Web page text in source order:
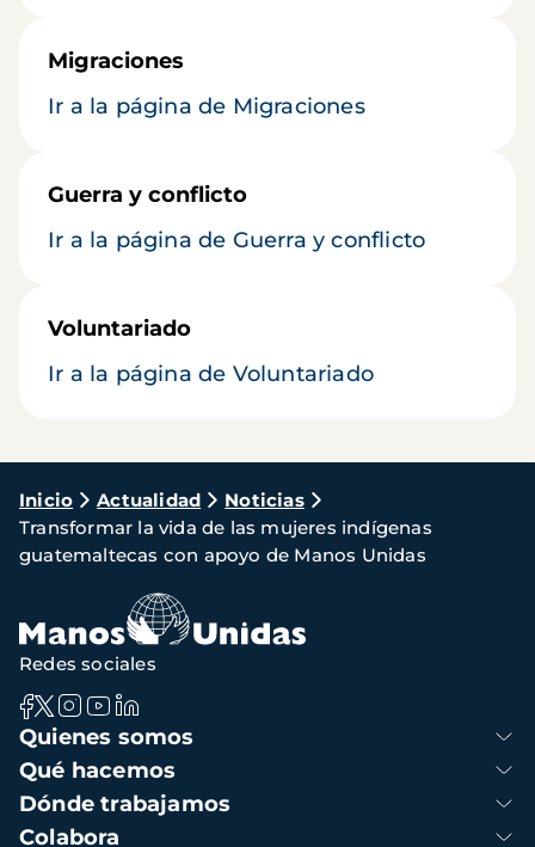
Migraciones
Ir a la página de Migraciones
Guerra y conflicto
Ir a la página de Guerra y conflicto
Voluntariado
Ir a la página de Voluntariado
Ruta
de
navegación
Inicio Actualidad
Noticias
Transformar la vida de las mujeres indígenas
guatemaltecas con apoyo de Manos Unidas
Navegación
principal
Quienes somos
Qué hacemos
Dónde trabajamos
Colabora
Redes sociales